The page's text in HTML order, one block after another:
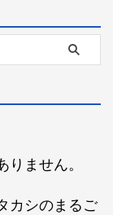
ません。
カシのまるご